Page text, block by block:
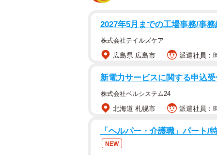
2027年5月までの工場事務/事
株式会社テイルズケア
広島県 広島市 派遣社員：
新電力サービスに関する申込
株式会社ベルシステム24
北海道 札幌市 派遣社員：
「ヘルパー・介護職」パート/
NEW